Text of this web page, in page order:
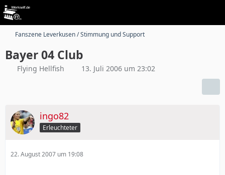
Fanszene Leverkusen / Stimmung und Support
Bayer 04 Club
Flying Hellfish 13. Juli 2006 um 23:02
ingo82
Erleuchteter
22. August 2007 um 19:08